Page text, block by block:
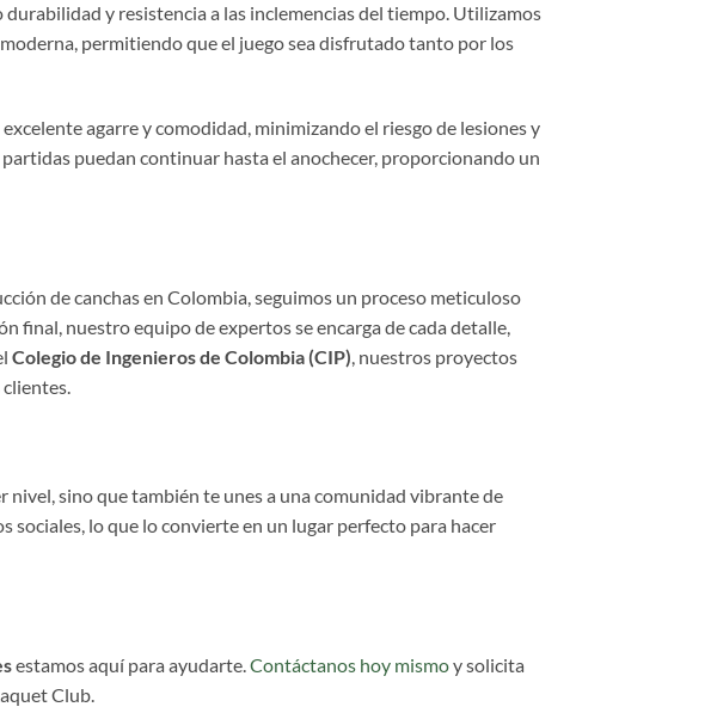
durabilidad y resistencia a las inclemencias del tiempo. Utilizamos
permitiendo que el juego sea disfrutado tanto por los
agarre y comodidad, minimizando el riesgo de lesiones y
partidas puedan continuar hasta el anochecer, proporcionando un
de canchas en Colombia, seguimos un proceso meticuloso
final, nuestro equipo de expertos se encarga de cada detalle,
Colegio de Ingenieros de Colombia (CIP) , nuestros proyectos
nivel, sino que también te unes a una comunidad vibrante de
sociales, lo que lo convierte en un lugar perfecto para hacer
estamos aquí para ayudarte. Contáctanos hoy mismoy solicita
Club.